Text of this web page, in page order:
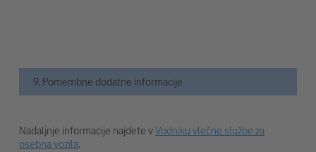
9. Pomembne dodatne informacije
Nadaljnje informacije najdete vVodniku vlečne službe za
osebna vozila.